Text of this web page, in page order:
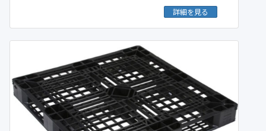
詳細を見る